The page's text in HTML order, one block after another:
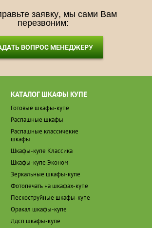
заявку, мы сами Вам
перезвоним:
ВОПРОС МЕНЕДЖЕРУ
КАТАЛОГ ШКАФЫ КУПЕ
Готовые шкафы-купе
Распашные шкафы
Распашные классичекие
шкафы
Шкафы-купе Классика
Шкафы-купе Эконом
Зеркальные шкафы-купе
Фотопечать на шкафах-купе
Пескоструйные шкафы-купе
Оракал шкафы-купе
Лдсп шкафы-купе